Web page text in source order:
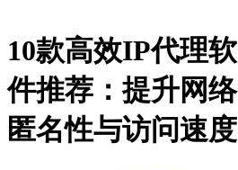
10款高效IP代理软
件推荐：提升网络
匿名性与访问速度